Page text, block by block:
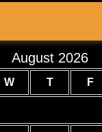
August 2026
W T F